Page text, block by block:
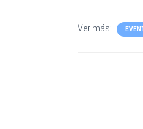
Ver más: